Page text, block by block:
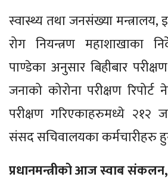
स्वास्थ्य तथा जनसंख्या मन्त्रालय,
रोग नियन्त्रण महाशाखाका
पाण्डेका अनुसार बिहीबार
जनाको कोरोना परीक्षण
परीक्षण गरिएकाहरुमध्ये २१२
संसद सचिवालयका कर्मचारीहरु
प्रधानमन्त्रीको आज स्वाब